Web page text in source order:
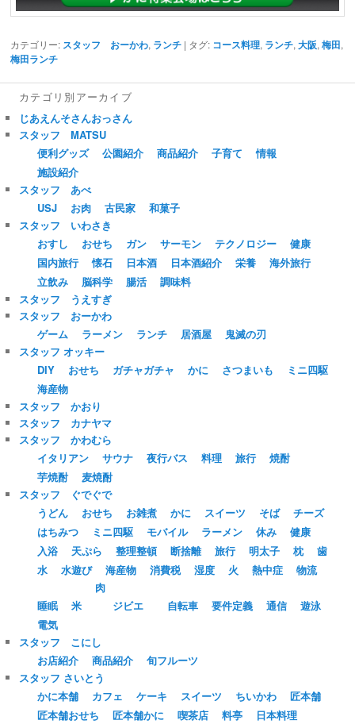
カテゴリー: スタッフ おーかわ, ランチ | タグ: コース料理, ランチ,大阪,梅田,
梅田ランチ
カテゴリ別アーカイブ
じあえんそさんおっさん
スタッフ MATSU
便利グッズ
公園紹介 商品紹介 子育て
情報
施設紹介
スタッフ あべ
USJ
お肉 古民家
和菓子
スタッフ いわさき
おすし
おせち ガン サーモン テクノロジー
健康
国内旅行
懐石 日本酒 日本酒紹介 栄養
海外旅行
立飲み
脳科学 腸活
調味料
スタッフ うえすぎ
スタッフ おーかわ
ゲーム
ラーメン ランチ 居酒屋
鬼滅の刃
スタッフ オッキー
DIY
おせち ガチャガチャ かに さつまいも
ミニ四駆
海産物
スタッフ かおり
スタッフ カナヤマ
スタッフ かわむら
イタリアン
サウナ 夜行バス 料理 旅行
焼酎
芋焼酎
麦焼酎
スタッフ ぐでぐで
うどん
おせち お雑煮 かに スイーツ そば
チーズ
はちみつ
ミニ四駆 モバイル ラーメン 休み
健康
入浴
天ぷら 整理整頓 断捨離 旅行 明太子 枕
歯
水
水遊び 海産物 消費税 湿度 火 熱中症 物流
睡眠 米
肉
ジビエ
自転車 要件定義 通信
遊泳
電気
スタッフ こにし
お店紹介
商品紹介
旬フルーツ
スタッフ さいとう
かに本舗
カフェ ケーキ スイーツ ちいかわ
匠本舗
匠本舗おせち
匠本舗かに 喫茶店 料亭
日本料理